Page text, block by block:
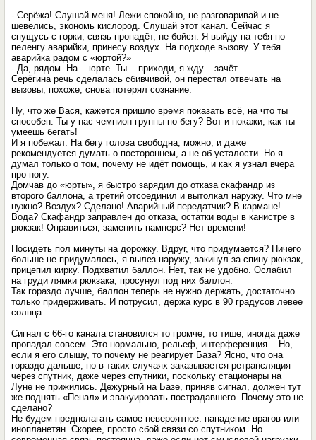
- Серёжа! Слушай меня! Лежи спокойно, не разговаривай и не
шевелись, экономь кислород. Слушай этот канал. Сейчас я
спущусь с горки, связь пропадёт, не бойся. Я выйду на тебя по
пеленгу аварийки, принесу воздух. На подходе вызову. У тебя
аварийка радом с «юртой?»
- Да, рядом. На... юрте. Ты... приходи, я жду... зачёт...
Серёгина речь сделалась сбивчивой, он перестал отвечать на
вызовы, похоже, снова потерял сознание.
Ну, что же Вася, кажется пришло время показать всё, на что ты
способен. Ты у нас чемпион группы по бегу? Вот и покажи, как ты
умеешь бегать!
И я побежал. На бегу голова свободна, можно, и даже
рекомендуется думать о постороннем, а не об усталости. Но я
думал только о том, почему не идёт помощь, и как я узнал вчера
про ногу.
Домчав до «юрты», я быстро зарядил до отказа скафандр из
второго баллона, а третий отсоединил и вытолкал наружу. Что мне
нужно? Воздух? Сделано! Аварийный передатчик? В кармане!
Вода? Скафандр заправлен до отказа, остатки воды в канистре в
рюкзак! Оправиться, заменить памперс? Нет времени!
Посидеть пол минуты на дорожку. Вдруг, что придумается? Ничего
больше не придумалось, я вылез наружу, закинул за спину рюкзак,
прицепил кирку. Подхватил баллон. Нет, так не удобно. Ослабил
на груди лямки рюкзака, просунул под них баллон.
Так гораздо лучше, баллон теперь не нужно держать, достаточно
только придерживать. И потрусил, держа курс в 90 градусов левее
солнца.
Сигнал с 66-го канала становился то громче, то тише, иногда даже
пропадал совсем. Это нормально, рельеф, интерференция... Но,
если я его слышу, то почему не реагирует База? Ясно, что она
гораздо дальше, но в таких случаях заказывается ретрансляция
через спутник, даже через спутники, поскольку стационары на
Луне не прижились. Дежурный на Базе, приняв сигнал, должен тут
же поднять «Пенал» и эвакуировать пострадавшего. Почему это не
сделано?
Не будем предполагать самое невероятное: нападение врагов или
инопланетян. Скорее, просто сбой связи со спутником. Но